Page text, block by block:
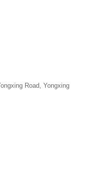
Road, Yongxing